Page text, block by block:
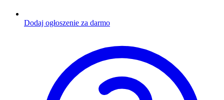
Dodaj ogłoszenie za darmo